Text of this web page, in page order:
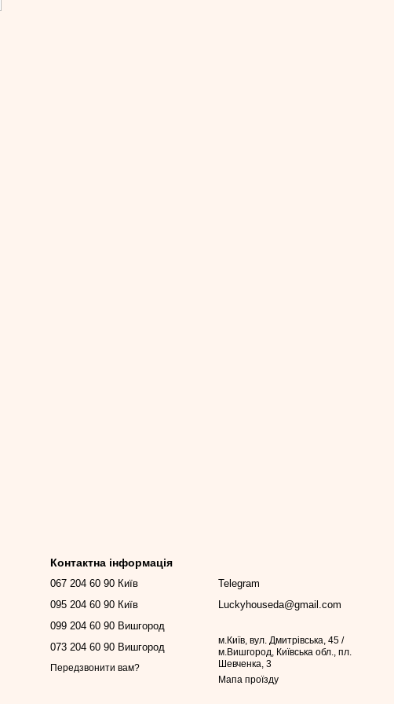
Контактна інформація
067 204 60 90 Київ
095 204 60 90 Київ
099 204 60 90 Вишгород
073 204 60 90 Вишгород
Передзвонити вам?
Telegram
Luckyhouseda@gmail.com
м.Київ, вул. Дмитрівська, 45 /
м.Вишгород, Київська обл., пл.
Шевченка, 3
Мапа проїзду